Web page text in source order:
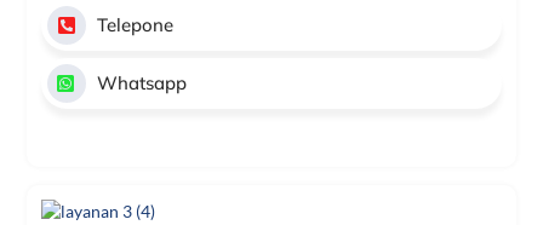
Telepone
Whatsapp